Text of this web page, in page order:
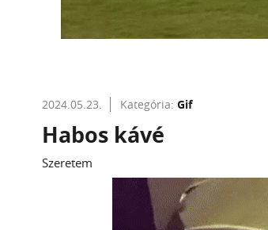
2024.05.23. Kategória: Gif
Habos kávé
Szeretem